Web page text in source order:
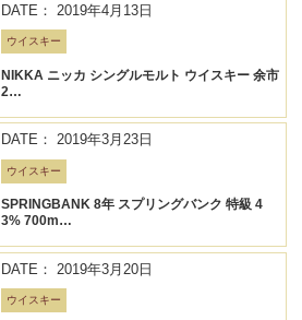
DATE： 2019年4月13日
ウイスキー
NIKKA ニッカ シングルモルト ウイスキー 余市
2…
DATE： 2019年3月23日
ウイスキー
SPRINGBANK 8年 スプリングバンク 特級 4
3% 700m…
DATE： 2019年3月20日
ウイスキー